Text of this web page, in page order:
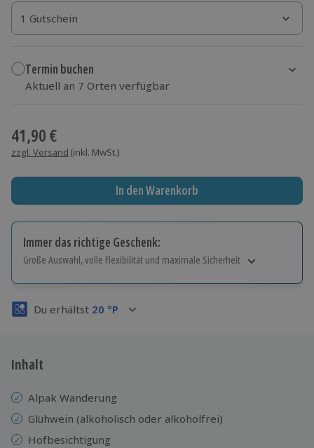
1 Gutschein
1 Gutschein
1 Gutschein
Termin buchen
Aktuell an 7 Orten verfügbar
41,90 €
zzgl. Versand (inkl. MwSt.)
In den Warenkorb
Immer das richtige Geschenk:
Große Auswahl, volle Flexibilität und maximale Sicherheit
Volle Flexibilität
3 Jahre gültig & verlängerbar.
Du erhältst 20 °P
Inhalt
Alpak Wanderung
Glühwein (alkoholisch oder alkoholfrei)
Hofbesichtigung